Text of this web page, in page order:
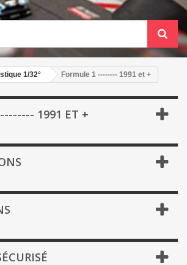
1/32° Formule 1 -------- 1991 et +
1991 ET +